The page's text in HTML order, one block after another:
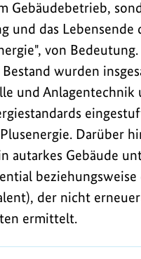
Gebäudebetrieb,
und das Lebensende
von
wurden
und Anlagentechnik
Darüber
autarkes Gebäude
beziehungsweise
der nicht
ermittelt.